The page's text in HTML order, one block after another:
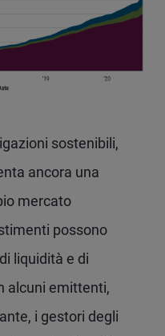
sostenibili,
ancora una
mercato
possono
liquidità e di
alcuni emittenti,
i gestori degli